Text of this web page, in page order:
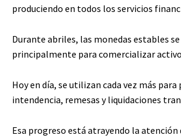
produciendo en todos los servicios
Durante abriles, las monedas estables
principalmente para comercializar
Hoy en día, se utilizan cada vez más
intendencia, remesas y liquidaciones
Esa progreso está atrayendo la atención